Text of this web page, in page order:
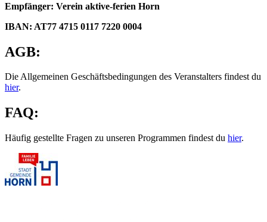
Empfänger: Verein aktive-ferien Horn
IBAN: AT77 4715 0117 7220 0004
AGB:
Die Allgemeinen Geschäftsbedingungen des Veranstalters findest du
hier.
FAQ:
Häufig gestellte Fragen zu unseren Programmen findest du hier.